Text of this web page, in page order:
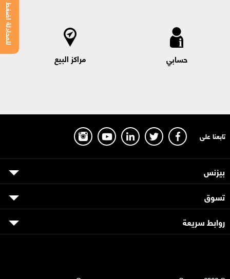
حسابي مراكز البيع
للمحادثة اضغط هنا
تابعنا على
بيزنس
تسوق
روابط سريعة